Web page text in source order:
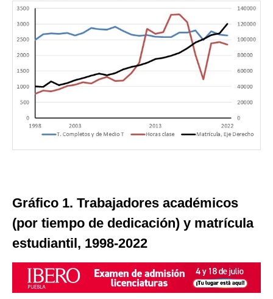
Gráfico 1. Trabajadores académicos
(por tiempo de dedicación) y matrícula
estudiantil, 1998-2022